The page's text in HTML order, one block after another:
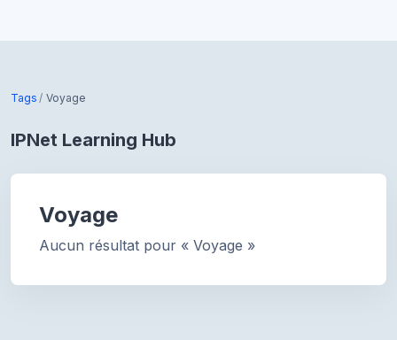
Tags Voyage
IPNet Learning Hub
Voyage
Aucun résultat pour « Voyage »